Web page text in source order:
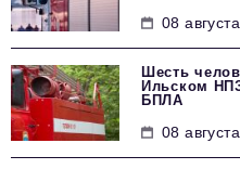
08
Шесть
Ильском
БПЛА
08